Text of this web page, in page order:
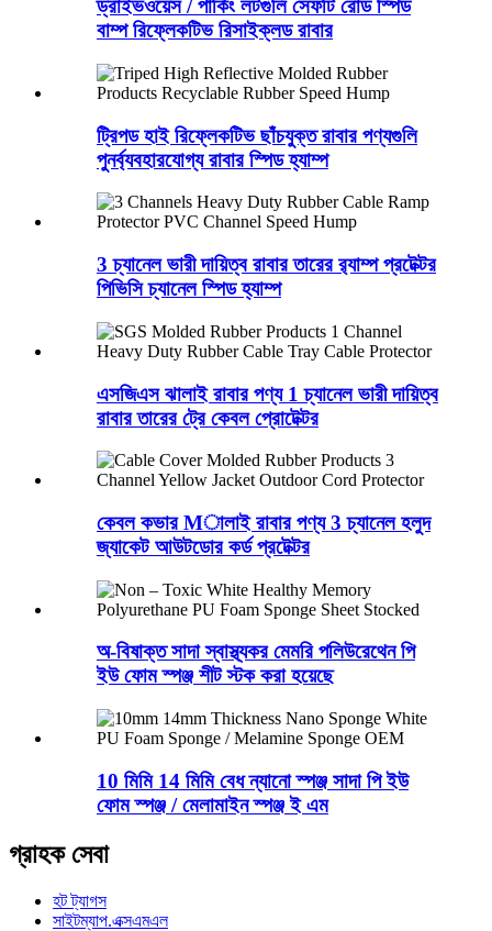
ড্রাইভওয়েস / পার্কিং লটগুলি সেফটি রোড স্পিড
বাম্প রিফ্লেকটিভ রিসাইক্লড রাবার
ট্রিপড হাই রিফ্লেকটিভ ছাঁচযুক্ত রাবার পণ্যগুলি
পুনর্ব্যবহারযোগ্য রাবার স্পিড হ্যাম্প
3 চ্যানেল ভারী দায়িত্ব রাবার তারের র‌্যাম্প প্রটেক্টর
পিভিসি চ্যানেল স্পিড হ্যাম্প
এসজিএস ঝালাই রাবার পণ্য 1 চ্যানেল ভারী দায়িত্ব
রাবার তারের ট্রে কেবল প্রোটেক্টর
কেবল কভার Mালাই রাবার পণ্য 3 চ্যানেল হলুদ
জ্যাকেট আউটডোর কর্ড প্রটেক্টর
অ-বিষাক্ত সাদা স্বাস্থ্যকর মেমরি পলিউরেথেন পি
ইউ ফোম স্পঞ্জ শীট স্টক করা হয়েছে
10 মিমি 14 মিমি বেধ ন্যানো স্পঞ্জ সাদা পি ইউ
ফোম স্পঞ্জ / মেলামাইন স্পঞ্জ ই এম
গ্রাহক সেবা
হট ট্যাগস
সাইটম্যাপ.এক্সএমএল